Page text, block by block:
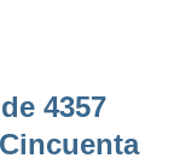
4357